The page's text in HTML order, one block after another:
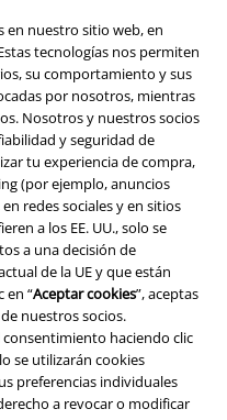
en nuestro sitio web, en
tecnologías nos permiten
su comportamiento y sus
por nosotros, mientras
Nosotros y nuestros socios
y seguridad de
tu experiencia de compra,
(por ejemplo, anuncios
redes sociales y en sitios
a los EE. UU., solo se
a una decisión de
de la UE y que están
en “Aceptar cookies”, aceptas
nuestros socios.
haciendo clic
se utilizarán cookies
preferencias individuales
a revocar o modificar
medioambiente